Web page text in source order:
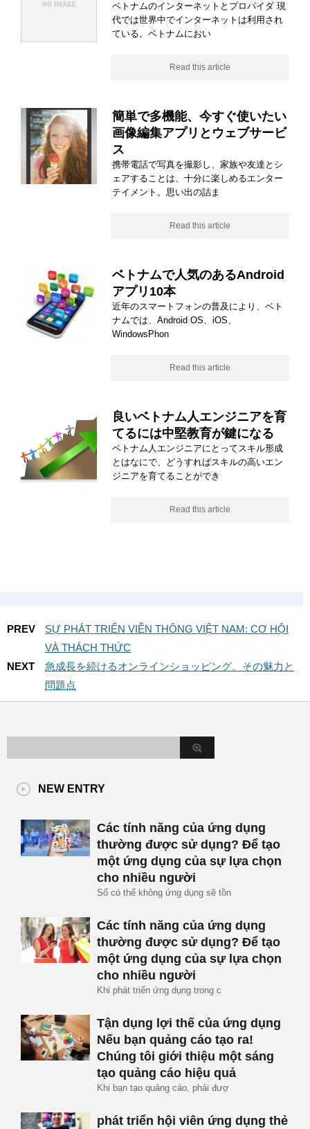
ベトナムのインターネットとプロパイダ 現
代では世界中でインターネットは利用され
ている。ベトナムにおい
Read this article
簡単で多機能、今すぐ使いたい
画像編集アプリとウェブサービ
ス
携帯電話で写真を撮影し、家族や友達とシ
ェアすることは、十分に楽しめるエンター
テイメント。思い出の詰ま
Read this article
ベトナムで人気のあるAndroid
アプリ10本
近年のスマートフォンの普及により、ベト
ナムでは、Android OS、iOS、
WindowsPhon
Read this article
良いベトナム人エンジニアを育
てるには中堅教育が鍵になる
ベトナム人エンジニアにとってスキル形成
とはなにで、どうすればスキルの高いエン
ジニアを育てることができ
Read this article
PREV
SỰ PHÁT TRIỂN VIỄN THÔNG VIỆT NAM: CƠ HỘI
VÀ THÁCH THỨC
NEXT
急成長を続けるオンラインショッピング。その魅力と
問題点
NEW ENTRY
Các tính năng của ứng dụng
thường được sử dụng? Để tạo
một ứng dụng của sự lựa chọn
cho nhiều người
Số có thể không ứng dụng sẽ tồn
Các tính năng của ứng dụng
thường được sử dụng? Để tạo
một ứng dụng của sự lựa chọn
cho nhiều người
Khi phát triển ứng dụng trong c
Tận dụng lợi thế của ứng dụng
Nếu bạn quảng cáo tạo ra!
Chúng tôi giới thiệu một sáng
tạo quảng cáo hiệu quả
Khi bạn tạo quảng cáo, phải đượ
phát triển hội viên ứng dụng thẻ